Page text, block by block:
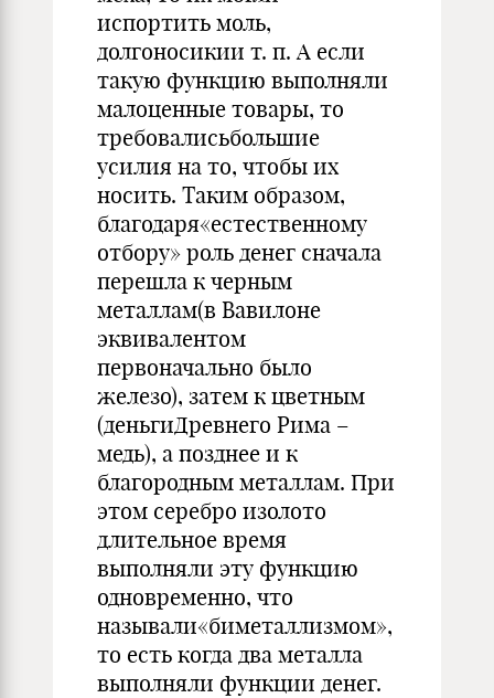
испортить моль,
долгоносикии т. п. А если
такую функцию выполняли
малоценные товары, то
требовалисьбольшие
усилия на то, чтобы их
носить. Таким образом,
благодаря«естественному
отбору» роль денег сначала
перешла к черным
металлам(в Вавилоне
эквивалентом
первоначально было
железо), затем к цветным
(деньгиДревнего Рима –
медь), а позднее и к
благородным металлам. При
этом серебро изолото
длительное время
выполняли эту функцию
одновременно, что
называли«биметаллизмом»,
то есть когда два металла
выполняли функции денег.